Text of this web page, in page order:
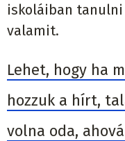
iskoláiban
valamit.
Lehet, hogy ha
hozzuk a hírt,
volna oda,